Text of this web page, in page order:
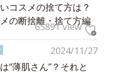
コスメの捨て方は？
メの断捨離・捨て方編
65891 view
2024/11/27
“薄肌さん”？それと